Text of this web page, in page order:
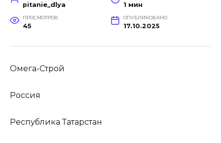
pitanie_dlya 1 мин
ПРОСМОТРОВ
45
ОПУБЛИКОВАНО
17.10.2025
Омега-Строй
Россия
Республика Татарстан